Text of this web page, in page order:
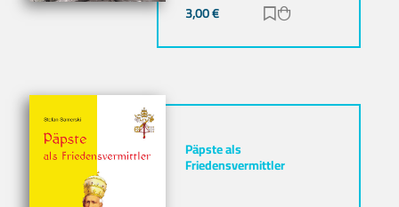
3,00€ Zur Merkliste
Päpste als
Friedensvermittler